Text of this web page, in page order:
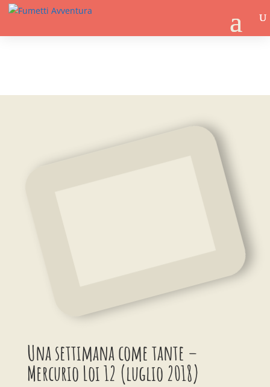
Una settimana come tante –
Mercurio Loi 12 (luglio 2018)